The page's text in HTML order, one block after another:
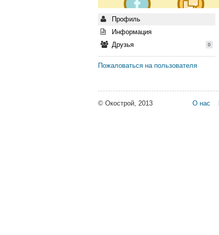
Профиль
Информация
Друзья
0
Пожаловаться на пользователя
© Окострой, 2013 О нас